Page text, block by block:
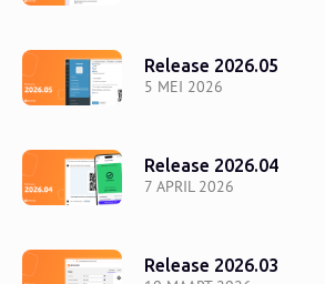
5 MEI 2026
Release 2026.05
7 APRIL 2026
Release 2026.04
Release 2026.03